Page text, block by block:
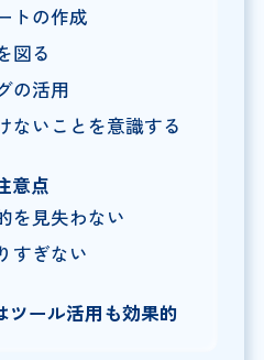
トの作成
図る
の活用
ないことを意識する
意点
を見失わない
すぎない
ツール活用も効果的